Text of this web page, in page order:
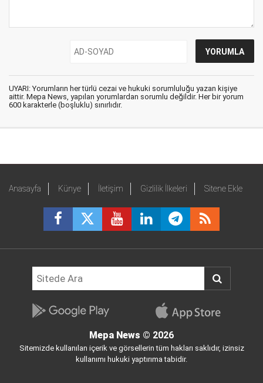
UYARI: Yorumların her türlü cezai ve hukuki sorumluluğu yazan kişiye
aittir. Mepa News, yapılan yorumlardan sorumlu değildir. Her bir yorum
600 karakterle (boşluklu) sınırlıdır.
Anasayfa Künye İletişim Gizlilik İlkeleri Sitene Ekle
Mepa News © 2026
Sitemizde kullanılan içerik ve görsellerin tüm hakları saklıdır, izinsiz
kullanımı hukuki yaptırıma tabidir.